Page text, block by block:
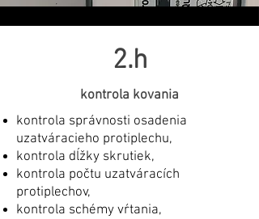
2.h
kontrola kovania
kontrola správnosti osadenia
uzatváracieho protiplechu,
kontrola dĺžky skrutiek,
kontrola počtu uzatváracích
protiplechov,
kontrola schémy vŕtania,